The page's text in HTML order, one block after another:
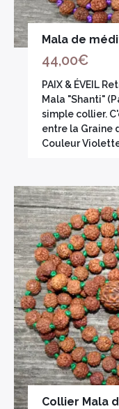
Mala de
44,00€
PAIX & ÉVEIL
Mala "Shanti"
simple collier.
entre la Graine
Couleur
Collier Mala